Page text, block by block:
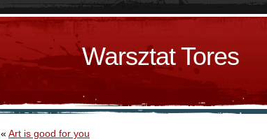
Warsztat Tores
« Art is good for you